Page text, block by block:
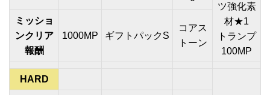
ツ強化素
材★1
トランプ
100MP
ミッショ
ンクリア
報酬
1000MP ギフトパックS
コアス
トーン
HARD